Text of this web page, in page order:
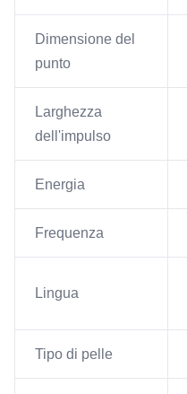
Dimensione del
punto
Larghezza
dell'impulso
Energia
Frequenza
Lingua
Tipo di pelle